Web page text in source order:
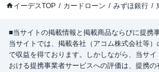
イーデスTOP カードローン みずほ銀行
■当サイトの掲載情報と掲載商品ならびに提携
当サイトでは、掲載各社（アコム株式会社等
で収益を得ております。しかしながら、当サ
おける提携事業者サービスへの評価は、提携